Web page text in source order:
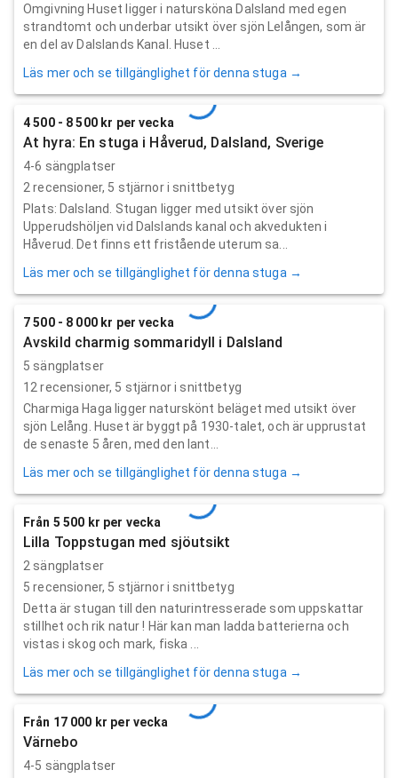
Omgivning Huset ligger i natursköna Dalsland med egen
strandtomt och underbar utsikt över sjön Lelången, som är
en del av Dalslands Kanal. Huset ...
Läs mer och se tillgänglighet för denna stuga →
4 500 - 8 500 kr per vecka
At hyra: En stuga i Håverud, Dalsland, Sverige
4-6 sängplatser
2 recensioner, 5 stjärnor i snittbetyg
Plats: Dalsland. Stugan ligger med utsikt över sjön
Upperudshöljen vid Dalslands kanal och akvedukten i
Håverud. Det finns ett fristående uterum sa...
Läs mer och se tillgänglighet för denna stuga →
7 500 - 8 000 kr per vecka
Avskild charmig sommaridyll i Dalsland
5 sängplatser
12 recensioner, 5 stjärnor i snittbetyg
Charmiga Haga ligger naturskönt beläget med utsikt över
sjön Lelång. Huset är byggt på 1930-talet, och är upprustat
de senaste 5 åren, med den lant...
Läs mer och se tillgänglighet för denna stuga →
Från 5 500 kr per vecka
Lilla Toppstugan med sjöutsikt
2 sängplatser
5 recensioner, 5 stjärnor i snittbetyg
Detta är stugan till den naturintresserade som uppskattar
stillhet och rik natur ! Här kan man ladda batterierna och
vistas i skog och mark, fiska ...
Läs mer och se tillgänglighet för denna stuga →
Från 17 000 kr per vecka
Värnebo
4-5 sängplatser